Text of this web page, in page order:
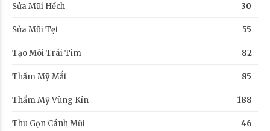
Sửa Mũi Hếch 30
Sửa Mũi Tẹt 55
Tạo Môi Trái Tim 82
Thẩm Mỹ Mắt 85
Thẩm Mỹ Vùng Kín 188
Thu Gọn Cánh Mũi 46